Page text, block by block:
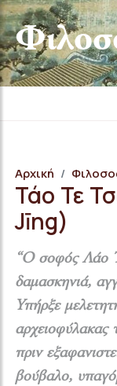
Αρχική
Τάο Τε
Jīng)
“Ο σοφός Λάο
δαμασκηνιά,
Υπήρξε
αρχειοφύλακας
πριν
βούβαλο,